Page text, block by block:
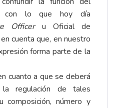
con lo que hoy día
Officer u Oficial de
cuenta que, en nuestro
forma parte de la
cuanto a que se deberá
regulación de tales
composición, número y